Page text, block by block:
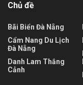
Chủ đề
Bãi Biển Đà Nẵng
Cẩm Nang Du Lịch
Đà Nẵng
Danh Lam Thắng
Cảnh